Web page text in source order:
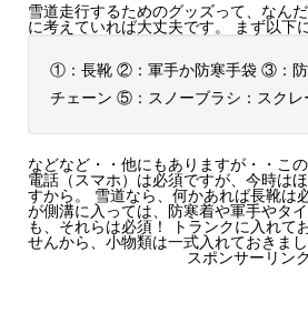
雪道走行するためのグッズって、なん
に考えていれば大丈夫です。 まず以下
①：長靴 ②：軍手か防寒手袋 ③：
チェーン ⑤：スノーブラシ：スクレ
などなど・・他にもありますが・・こ
電話（スマホ）は必須ですが、今時は
すから。 雪道なら、何かあれば長靴は
が側溝に入っては、防寒着や軍手やタ
も、それらは必須！ トランクに入れて
せんから、小物類は一式入れておきまし
スポンサーリンク